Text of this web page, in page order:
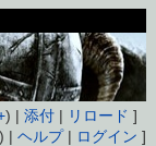
) |添付 | リロード ]
) |ヘルプ| ログイン ]